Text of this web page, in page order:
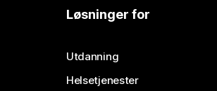
Løsninger for
Utdanning
Helsetjenester